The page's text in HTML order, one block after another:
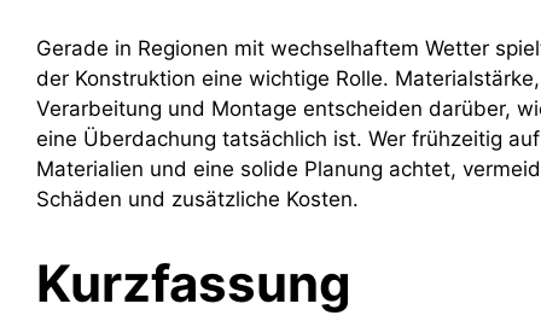
Gerade in Regionen mit wechselhaftem Wetter
der Konstruktion eine wichtige Rolle.
Verarbeitung und Montage entscheiden darüber,
eine Überdachung tatsächlich ist. Wer frühzeitig
Materialien und eine solide Planung achtet,
Schäden und zusätzliche Kosten.
Kurzfassung